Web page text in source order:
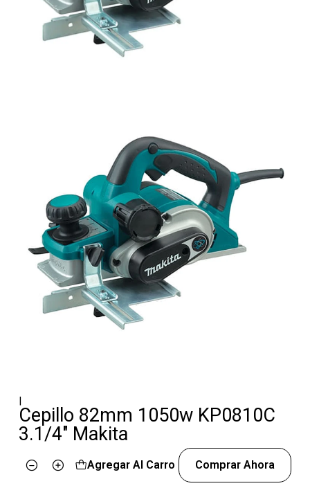
|
Cepillo 82mm 1050w KP0810C
3.1/4" Makita
Cantidad
Agregar Al Carro Comprar Ahora